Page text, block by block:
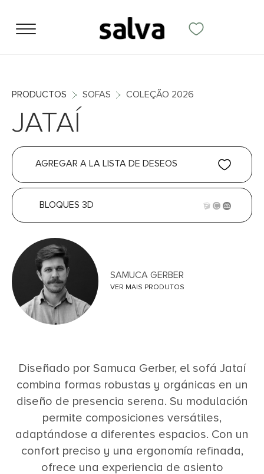
PRODUCTOS SOFAS COLEÇÃO 2026
JATAÍ
AGREGAR A LA LISTA DE DESEOS
BLOQUES 3D
SAMUCA GERBER
VER MAIS PRODUTOS
Diseñado por Samuca Gerber, el sofá Jataí
combina formas robustas y orgánicas en un
diseño de presencia serena. Su modulación
permite composiciones versátiles,
adaptándose a diferentes espacios. Con un
confort preciso y una ergonomía refinada,
ofrece una experiencia de asiento